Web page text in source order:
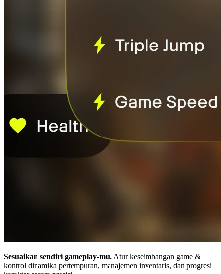
Sesuaikan sendiri gameplay-mu. Atur keseimbangan game &
kontrol dinamika pertempuran, manajemen inventaris, dan progresi